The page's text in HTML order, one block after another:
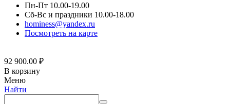
Пн-Пт 10.00-19.00
Сб-Вс и праздники 10.00-18.00
hominess@yandex.ru
Посмотреть на карте
92 900.00 ₽
В корзину
Меню
Найти